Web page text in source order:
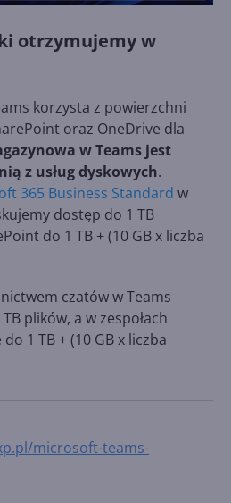
otrzymujemy w
korzysta z powierzchni
oraz OneDrive dla
w Teams jest
z usług dyskowych.
365 Business Standard w
dostęp do 1 TB
do 1 TB + (10 GB x liczba
czatów w Teams
plików, a w zespołach
1 TB + (10 GB x liczba
microsoft-teams-